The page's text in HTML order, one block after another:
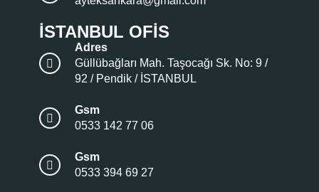
İSTANBUL OFIS
Adres
Güllübağları Mah. Taşocağı Sk. No: 9 /
92 / Pendik / İSTANBUL
Gsm
0533 142 77 06
Gsm
0533 394 69 27